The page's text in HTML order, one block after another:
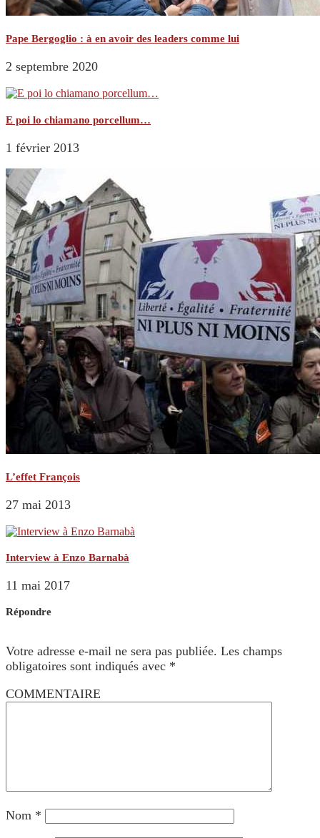
Pape Bergoglio : à en avoir des leaders comme lui
2 septembre 2020
E poi lo chiamano porcellum…
1 février 2013
L’effet François
27 mai 2013
Interview à Enzo Barnabà
11 mai 2017
Répondre
Votre adresse e-mail ne sera pas publiée. Les champs
obligatoires sont indiqués avec *
COMMENTAIRE
Nom *